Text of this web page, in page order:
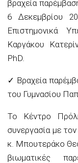
βραχεία
6 Δεκεμβρίου
Επιστημονικά
Καργάκου
PhD.
✓ Βραχεία
του Γυμνασίου
Το Κέντρο
συνεργασία με
κ. Μπουτεράκο
βιωματικές